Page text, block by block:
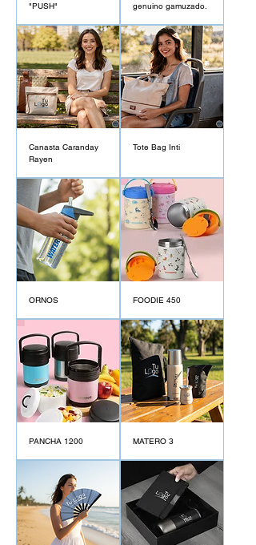
"PUSH"
genuino gamuzado.
Canasta Caranday
Rayen
Tote Bag Inti
ORNOS FOODIE 450
PANCHA 1200 MATERO 3